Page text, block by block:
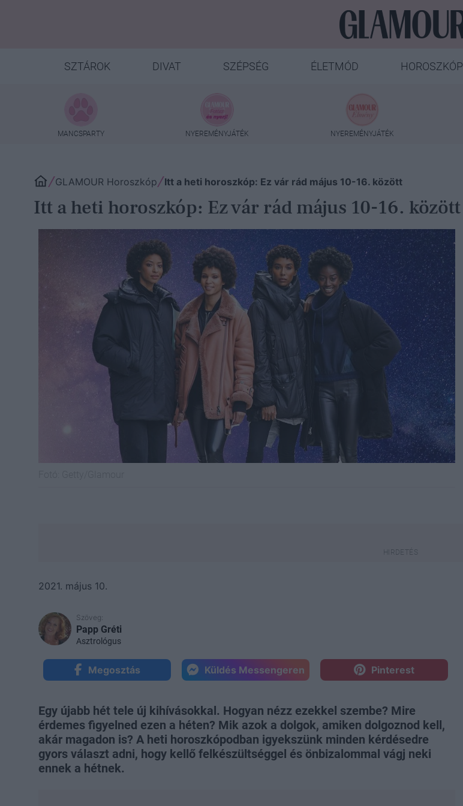
SZTÁROK DIVAT SZÉPSÉG ÉLETMÓD HOROSZKÓP
MANCSPARTY NYEREMÉNYJÁTÉK NYEREMÉNYJÁTÉK
GLAMOUR Horoszkóp Itt a heti horoszkóp: Ez vár rád május 10-16. között
Itt a heti horoszkóp: Ez vár rád május 10-16. között
2021. május 10.
Szöveg:
Papp Gréti
Asztrológus
Megosztás Küldés Messengeren Pinterest
Egy újabb hét tele új kihívásokkal. Hogyan nézz ezekkel szembe? Mire
érdemes figyelned ezen a héten? Mik azok a dolgok, amiken dolgoznod kell,
akár magadon is? A heti horoszkópodban igyekszünk minden kérdésedre
gyors választ adni, hogy kellő felkészültséggel és önbizalommal vágj neki
ennek a hétnek.